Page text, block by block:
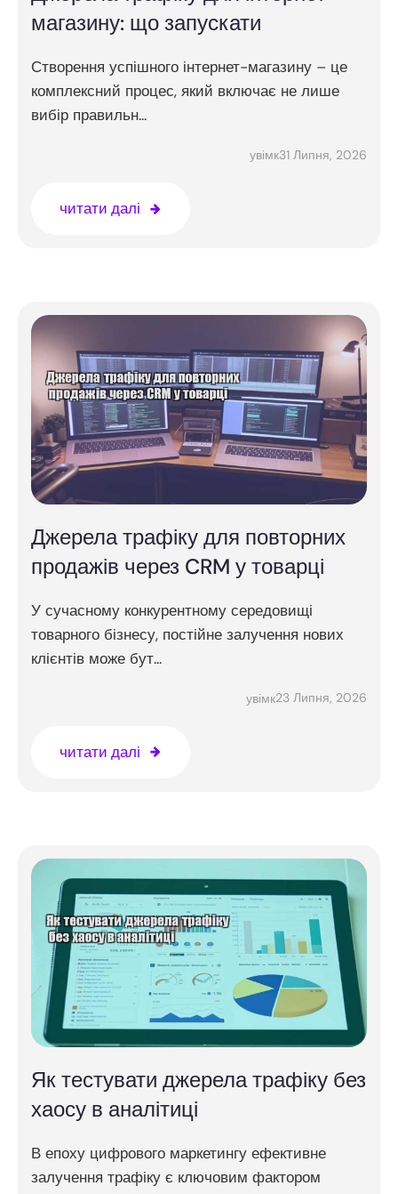
магазину: що запускати
Створення успішного інтернет-магазину – це
комплексний процес, який включає не лише
вибір правильн...
увімк31 Липня, 2026
читати далі
Джерела трафіку для повторних
продажів через CRM у товарці
У сучасному конкурентному середовищі
товарного бізнесу, постійне залучення нових
клієнтів може бут...
увімк23 Липня, 2026
читати далі
Як тестувати джерела трафіку без
хаосу в аналітиці
В епоху цифрового маркетингу ефективне
залучення трафіку є ключовим фактором